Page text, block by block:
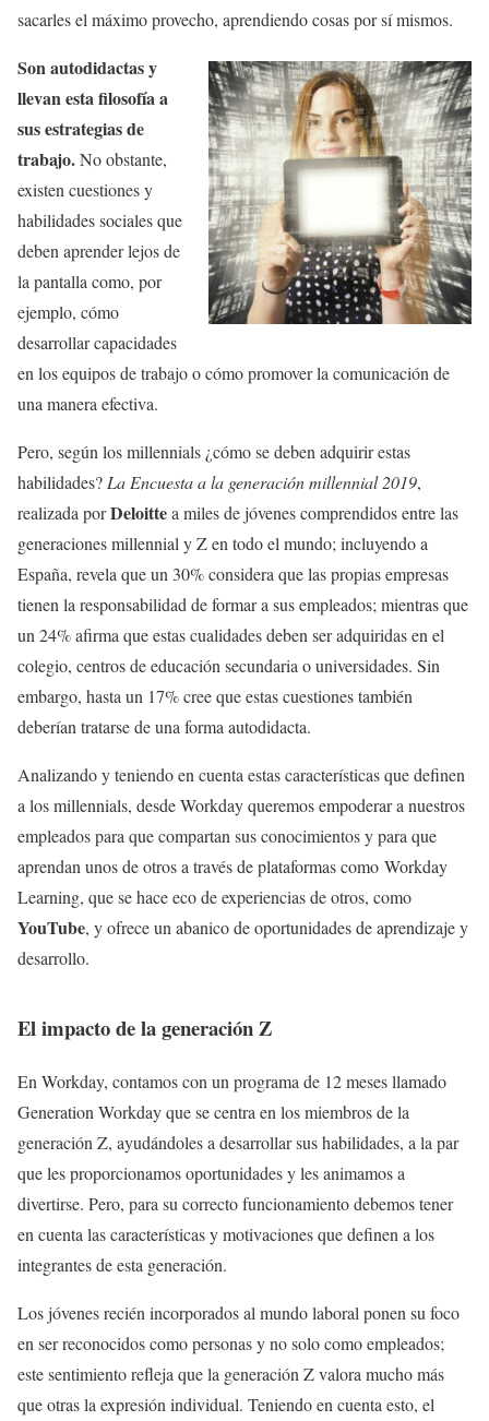
sacarles el máximo provecho, aprendiendo cosas por sí mismos.
Son autodidactas y
llevan esta filosofía a
sus estrategias de
trabajo.No obstante,
existen cuestiones y
habilidades sociales que
deben aprender lejos de
la pantalla como, por
ejemplo, cómo
desarrollar capacidades
en los equipos de trabajo o cómo promover la comunicación de
una manera efectiva.
Pero, según los millennials ¿cómo se deben adquirir estas
habilidades? La Encuesta a la generación millennial 2019,
realizada porDeloittea miles de jóvenes comprendidos entre las
generaciones millennial y Z en todo el mundo; incluyendo a
España, revela que un 30% considera que las propias empresas
tienen la responsabilidad de formar a sus empleados; mientras que
un 24% afirma que estas cualidades deben ser adquiridas en el
colegio, centros de educación secundaria o universidades. Sin
embargo, hasta un 17% cree que estas cuestiones también
deberían tratarse de una forma autodidacta.
Analizando y teniendo en cuenta estas características que definen
a los millennials, desde Workday queremos empoderar a nuestros
empleados para que compartan sus conocimientos y para que
aprendan unos de otros a través de plataformas como Workday
Learning, que se hace eco de experiencias de otros, como
YouTube, y ofrece un abanico de oportunidades de aprendizaje y
desarrollo.
El impacto de la generación Z
En Workday, contamos con un programa de 12 meses llamado
Generation Workday que se centra en los miembros de la
generación Z, ayudándoles a desarrollar sus habilidades, a la par
que les proporcionamos oportunidades y les animamos a
divertirse. Pero, para su correcto funcionamiento debemos tener
en cuenta las características y motivaciones que definen a los
integrantes de esta generación.
Los jóvenes recién incorporados al mundo laboral ponen su foco
en ser reconocidos como personas y no solo como empleados;
este sentimiento refleja que la generación Z valora mucho más
que otras la expresión individual. Teniendo en cuenta esto, el